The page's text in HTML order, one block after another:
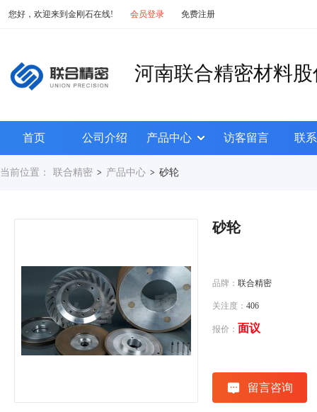
您好，欢迎来到金刚石在线! 会员登录 免费注册
河南联合精密材料
首页 公司介绍 产品中心 访客留言 联
当前位置： 联合精密 > 产品中心 > 砂轮
砂轮
品牌： 联合精密
关注度： 406
报价： 面议
留言咨询